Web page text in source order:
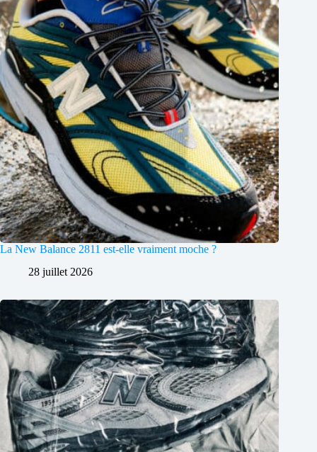
La New Balance 2811 est-elle vraiment moche ?
28 juillet 2026